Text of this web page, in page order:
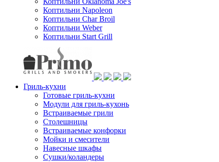
Коптильни Napoleon
Коптильни Char Broil
Коптильни Weber
Коптильни Start Grill
Гриль-кухни
Готовые гриль-кухни
Модули для гриль-кухонь
Встраиваемые грили
Столешницы
Встраиваемые конфорки
Мойки и смесители
Навесные шкафы
Сушки/коландеры